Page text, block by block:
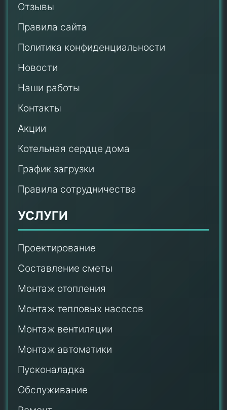
Отзывы
Правила сайта
Политика конфиденциальности
Новости
Наши работы
Контакты
Акции
Котельная сердце дома
График загрузки
Правила сотрудничества
УСЛУГИ
Проектирование
Составление сметы
Монтаж отопления
Монтаж тепловых насосов
Монтаж вентиляции
Монтаж автоматики
Пусконаладка
Обслуживание